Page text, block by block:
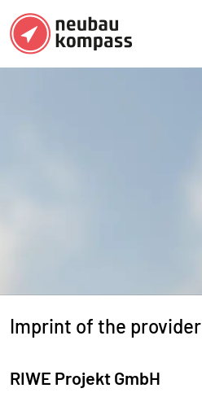
Imprint of the provider
RIWE Projekt GmbH